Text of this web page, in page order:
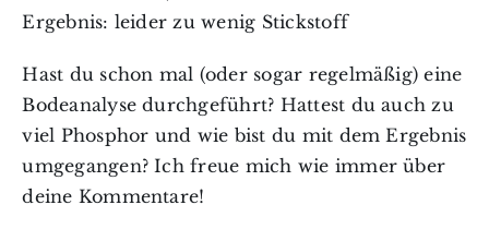
Ergebnis: leider zu wenig Stickstoff
Hast du schon mal (oder sogar regelmäßig) eine
Bodeanalyse durchgeführt? Hattest du auch zu
viel Phosphor und wie bist du mit dem Ergebnis
umgegangen? Ich freue mich wie immer über
deine Kommentare!